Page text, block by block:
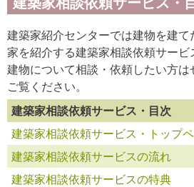
建築家紹介センターでは建物を建
家を紹介する建築家相談依頼サービ
建物について相談・依頼したい方
ご覧ください。
建築家相談依頼サービス・目次
建築家相談依頼サービス・トップ
建築家相談依頼サービスの流れ
建築家相談依頼サービスの特典